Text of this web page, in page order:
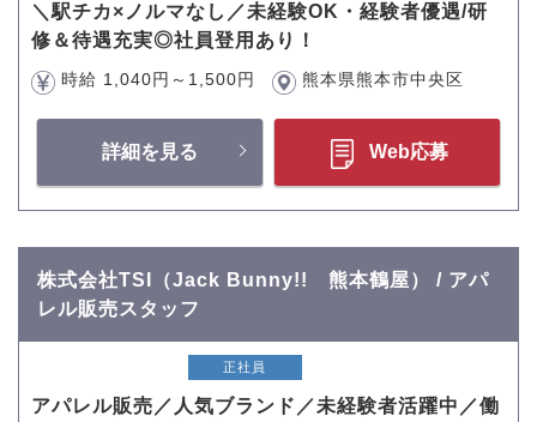
＼駅チカ×ノルマなし／未経験OK・経験者優遇/研
修＆待遇充実◎社員登用あり！
時給 1,040円～1,500円 熊本県熊本市中央区
詳細を見る Web応募
株式会社TSI（Jack Bunny!! 熊本鶴屋） / アパ
レル販売スタッフ
正社員
アパレル販売／人気ブランド／未経験者活躍中／働